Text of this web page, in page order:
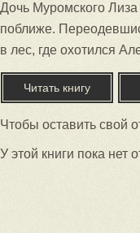
Дочь Муромского
поближе.
в лес, где охотился
Читать книгу
Чтобы оставить свой
У этой книги пока нет